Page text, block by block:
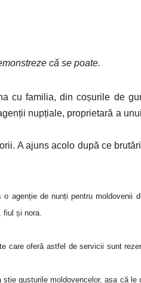
că se poate.
cu familia, din coșurile de
nupțiale, proprietară a
A ajuns acolo după ce
agenție de nunți pentru moldovenii
fiul și nora.
care oferă astfel de servicii sunt
gusturile moldovencelor, așa că le